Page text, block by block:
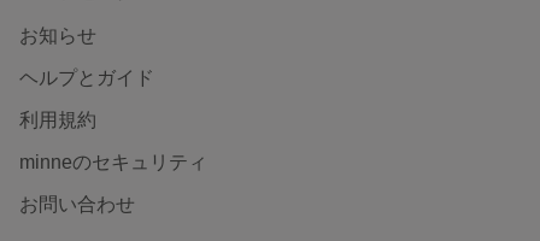
お知らせ
ヘルプとガイド
利用規約
minneのセキュリティ
お問い合わせ